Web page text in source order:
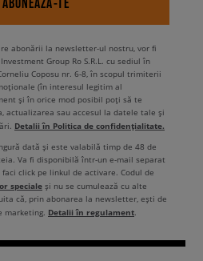
abonării la newsletter-ul nostru, vor fi
Group Ro S.R.L. cu sediul în
Coposu nr. 6-8, în scopul trimiterii
(în interesul legitim al
și în orice mod posibil poți să te
actualizarea sau accesul la datele tale și
Detalii în Politica de confidențialitate.
dată și este valabilă timp de 48 de
Va fi disponibilă într-un e-mail separat
click pe linkul de activare. Codul de
speciale și nu se cumulează cu alte
că, prin abonarea la newsletter, ești de
marketing. Detalii în regulament.